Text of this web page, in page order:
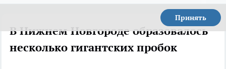
Принять
В Нижнем Новгороде образовалось
несколько гигантских пробок